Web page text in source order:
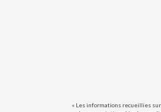
« Les informations recueillies